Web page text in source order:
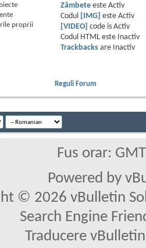
proprii
Zâmbeteeste Activ
Codul
[IMG] este Activ
[VIDEO]
code is Activ
Codul HTML este
Inactiv
Trackbacksare
Inactiv
Reguli Forum
Fus orar:
Powered by
© 2026 vBulletin
Search Engine
Traducere